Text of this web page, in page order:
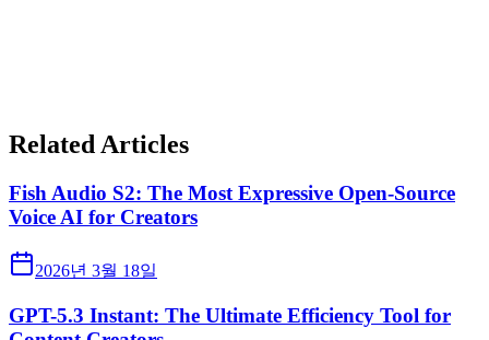
Related Articles
Fish Audio S2: The Most Expressive Open-Source
Voice AI for Creators
2026년 3월 18일
GPT-5.3 Instant: The Ultimate Efficiency Tool for